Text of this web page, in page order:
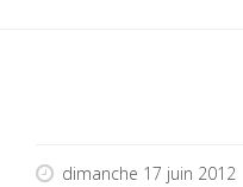
dimanche 17 juin 2012